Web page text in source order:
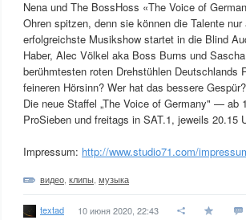
Nena und The BossHoss «The Voice of
Ohren spitzen, denn sie können die Talente
erfolgreichste Musikshow startet in die Blind
Haber, Alec Völkel aka Boss Burns und
berühmtesten roten Drehstühlen
feineren Hörsinn? Wer hat das bessere
Die neue Staffel „The Voice of Germany" —
ProSieben und freitags in SAT.1, jeweils 20.15
Impressum: http://www.studio71.com/
видео клипы музыка
textad 10 июня 2020, 22:43